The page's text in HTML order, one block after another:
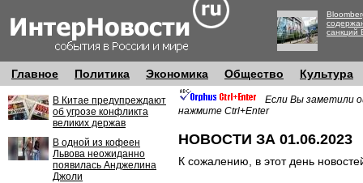
санкций
Главное Политика Экономика Общество Культура
В Китае предупреждают
об угрозе конфликта
великих держав
В одной из кофеен
Львова неожиданно
появилась Анджелина
Джоли
Если Вы заметили
нажмите Ctrl+Enter
НОВОСТИ ЗА 01.06.2023
К сожалению, в этот день